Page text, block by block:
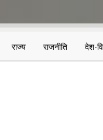
राज्य राजनीति देश-